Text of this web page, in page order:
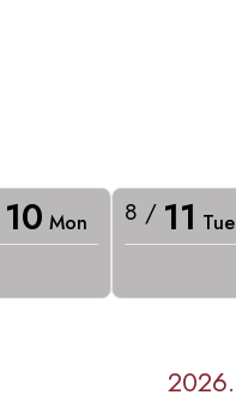
10 Mon 8 / 11 Tue
2026.